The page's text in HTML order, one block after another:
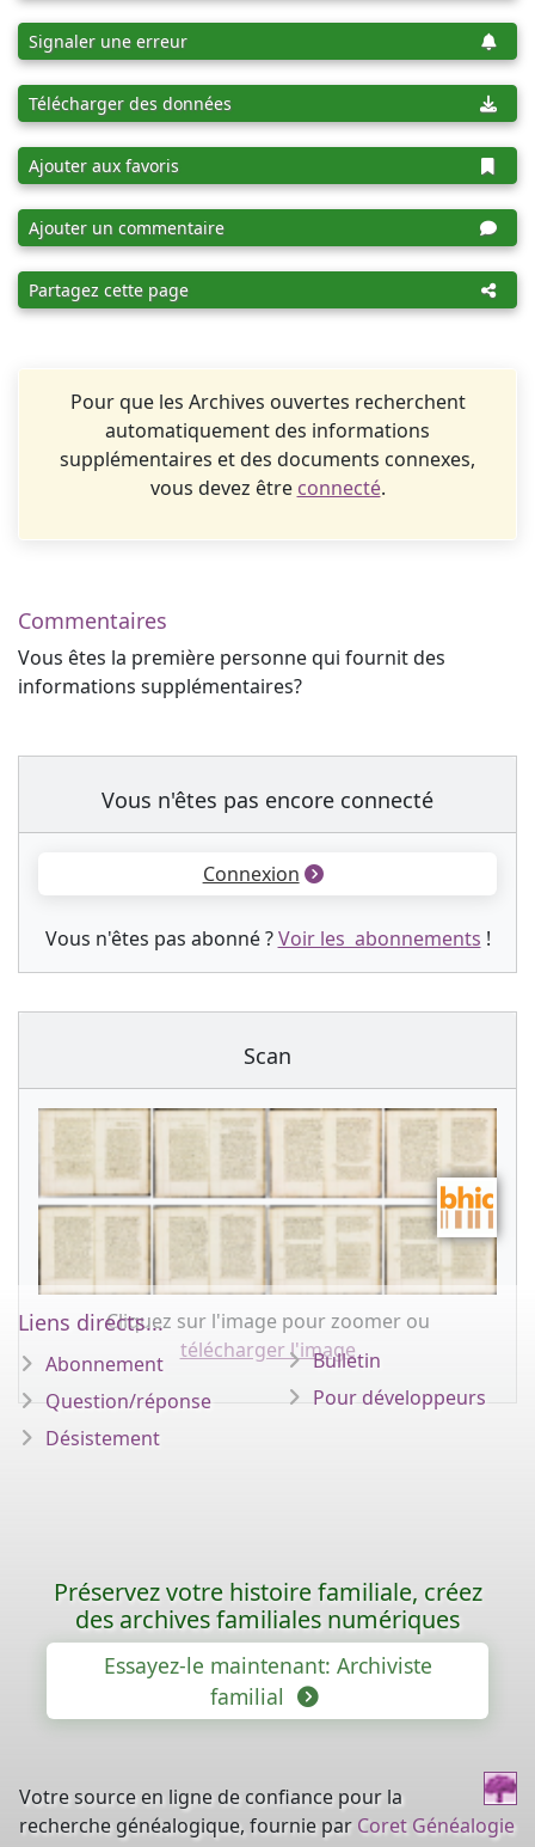
Signaler une erreur
Télécharger des données
Ajouter aux favoris
Ajouter un commentaire
Partagez cette page
Pour que les Archives ouvertes recherchent
automatiquement des informations
supplémentaires et des documents connexes,
vous devez être connecté.
Commentaires
Vous êtes la première personne qui fournit des
informations supplémentaires?
Vous n'êtes pas encore connecté
Connexion
Vous n'êtes pas abonné ?Voir les abonnements !
Scan
Cliquez sur l'image pour zoomer ou
télécharger l'image
Liens directs...
Abonnement
Question/réponse
Désistement
Bulletin
Pour développeurs
Préservez votre histoire familiale, créez
des archives familiales numériques
Essayez-le maintenant: Archiviste
familial
Votre source en ligne de confiance pour la
recherche généalogique, fournie par Coret Généalogie